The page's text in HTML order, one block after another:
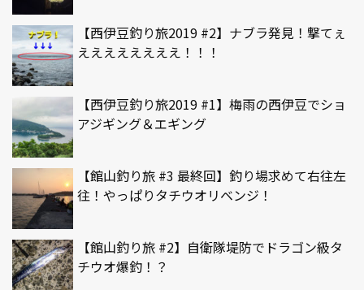
【西伊豆釣り旅2019 #2】ナブラ発見！撃てぇ
ええええええええ！！！
【西伊豆釣り旅2019 #1】梅雨の西伊豆でショ
アジギング＆エギング
【館山釣り旅 #3 最終回】釣り場求めて右往左
往！やっぱりタチウオリベンジ！
【館山釣り旅 #2】自衛隊堤防でドラゴン級タ
チウオ爆釣！？